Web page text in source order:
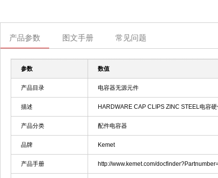
产品参数 图文手册 常见问题
参数 数值
产品目录 电容器无源元件
描述 HARDWARE CAP CLIPS ZINC STEEL电容
产品分类 配件电容器
品牌 Kemet
产品手册 http://www.kemet.com/